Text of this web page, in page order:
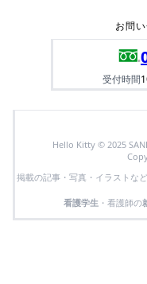
お問
受付時間
Hello Kitty © 2025
掲載の記事・写真・イラストな
看護学生 ・看護師の